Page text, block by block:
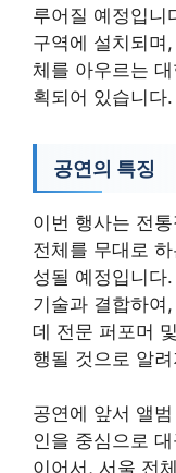
루어질 예정입니
구역에 설치되며
체를 아우르는
획되어 있습니다.
공연의 특징
이번 행사는 전
전체를 무대로
성될 예정입니다
기술과 결합하여
데 전문 퍼포머
행될 것으로 알
공연에 앞서 앨
인을 중심으로
이어서, 서울 전